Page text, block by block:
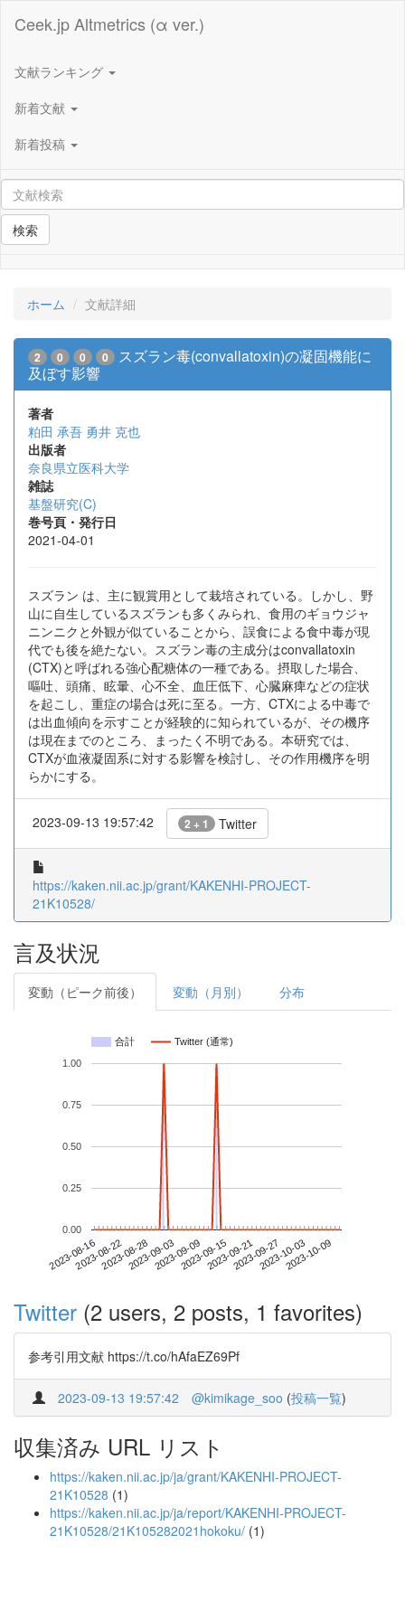
Ceek.jp Altmetrics (α ver.)
文献ランキング
新着文献
新着投稿
検索
ホーム 文献詳細
2 0 0 0
スズラン毒(convallatoxin)の凝固機能に
及ぼす影響
著者
粕田 承吾 勇井 克也
出版者
奈良県立医科大学
雑誌
基盤研究(C)
巻号頁・発行日
2021-04-01
スズラン は、主に観賞用として栽培されている。しかし、野
山に自生しているスズランも多くみられ、食用のギョウジャ
ニンニクと外観が似ていることから、誤食による食中毒が現
代でも後を絶たない。スズラン毒の主成分はconvallatoxin
(CTX)と呼ばれる強心配糖体の一種である。摂取した場合、
嘔吐、頭痛、眩暈、心不全、血圧低下、心臓麻痺などの症状
を起こし、重症の場合は死に至る。一方、CTXによる中毒で
は出血傾向を示すことが経験的に知られているが、その機序
は現在までのところ、まったく不明である。本研究では、
CTXが血液凝固系に対する影響を検討し、その作用機序を明
らかにする。
2023-09-13 19:57:42 2 + 1 Twitter
https://kaken.nii.ac.jp/grant/KAKENHI-PROJECT-
21K10528/
言及状況
変動（ピーク前後） 変動（月別） 分布
合計 Twitter (通常)
2023-08-162023-08-222023-08-282023-09-032023-09-092023-09-152023-09-212023-09-272023-10-032023-10-09
0.00
0.25
0.50
0.75
1.00
Twitter (2 users, 2 posts, 1 favorites)
参考引用文献 https://t.co/hAfaEZ69Pf
2023-09-13 19:57:42 @kimikage_soo (投稿一覧)
収集済み URL リスト
https://kaken.nii.ac.jp/ja/grant/KAKENHI-PROJECT-
21K10528 (1)
https://kaken.nii.ac.jp/ja/report/KAKENHI-PROJECT-
21K10528/21K105282021hokoku/ (1)